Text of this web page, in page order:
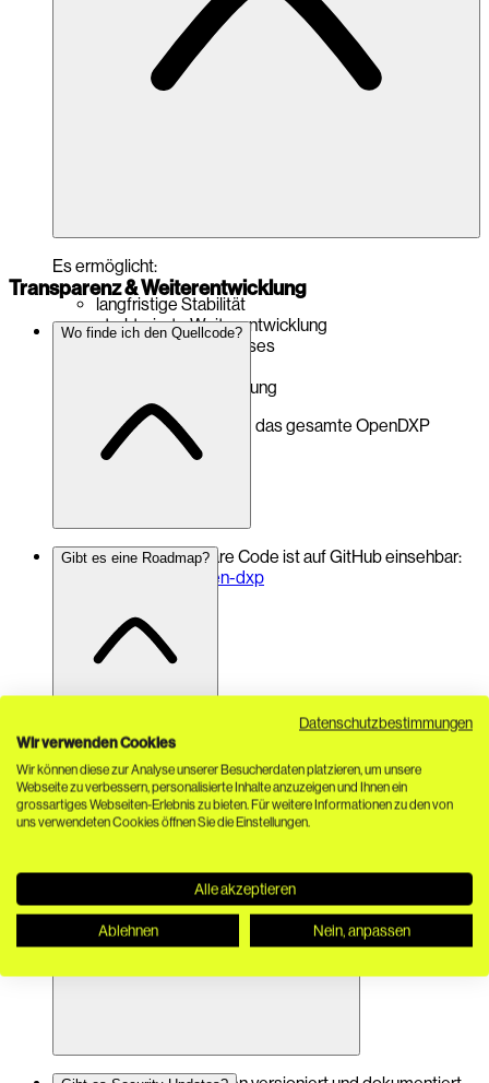
Es ermöglicht:
langfristige Stabilität
strukturierte Weiterentwicklung
professionelle Releases
nachhaltige Finanzierung
Es stärkt eure Projekte und das gesamte OpenDXP
Ecosystem.
Transparenz & Weiterentwicklung
Wo finde ich den Quellcode?
Der öffentlich verfügbare Code ist auf GitHub einsehbar:
https://github.com/open-dxp
Gibt es eine Roadmap?
Ja.
Die Weiterentwicklung erfolgt strukturiert. Roadmap-
Informationen finden sich auf der Website unterRoadmap
Wie werden Breaking Changes kommuniziert?
Datenschutzbestimmungen
Wir verwenden Cookies
Wir können diese zur Analyse unserer Besucherdaten platzieren, um unsere
Webseite zu verbessern, personalisierte Inhalte anzuzeigen und Ihnen ein
grossartiges Webseiten-Erlebnis zu bieten. Für weitere Informationen zu den von
uns verwendeten Cookies öffnen Sie die Einstellungen.
Alle akzeptieren
Ablehnen Nein, anpassen